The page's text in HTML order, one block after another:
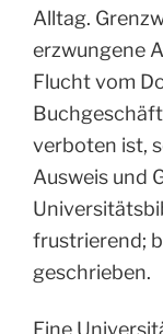
Alltag.
erzwungene
Flucht vom
verboten ist,
Ausweis und
frustrierend;
geschrieben.
Eine